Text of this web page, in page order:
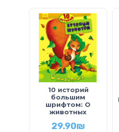
10 историй
большим
шрифтом: О
животных
29.90₪